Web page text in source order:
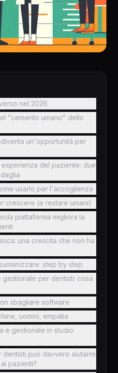
nel 2026
"cemento umano" dello
un'opportunità per
del paziente: due
usarlo per l'accoglienza
crescere (e restare umani)
piattaforma migliora la
una crescita che non ha
step by step
per dentisti: cosa
sbagliare software
uomini, empatia
e gestionale in studio
dentisti può davvero aiutarmi
pazienti?